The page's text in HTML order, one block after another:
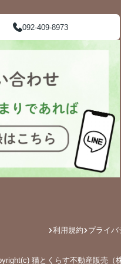
092-409-8973
利用規約 プライバ
猫とくらす不動産販売